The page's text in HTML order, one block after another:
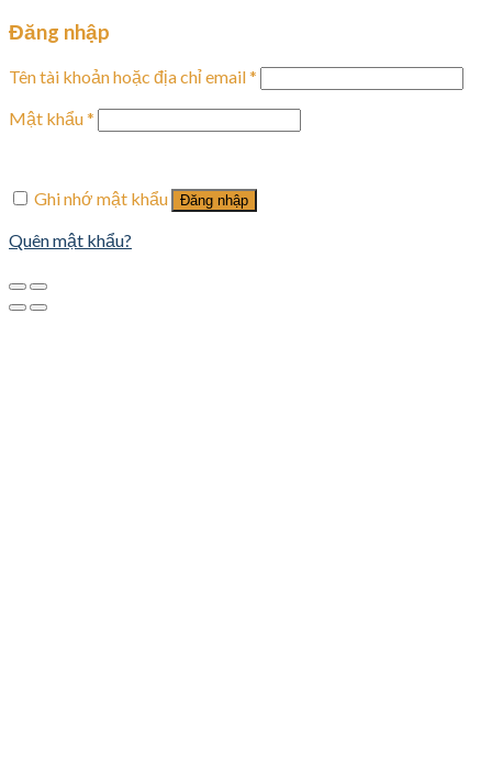
Đăng nhập
Tên tài khoản hoặc địa chỉ email*
Mật khẩu*
Ghi nhớ mật khẩu Đăng nhập
Quên mật khẩu?